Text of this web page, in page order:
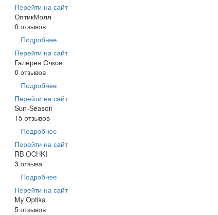
Перейти на сайт
ОптикМолл
0 отзывов
Подробнее
Перейти на сайт
Галерея Очков
0 отзывов
Подробнее
Перейти на сайт
Sun-Season
15 отзывов
Подробнее
Перейти на сайт
RB OCHKI
3 отзыва
Подробнее
Перейти на сайт
My Optika
5 отзывов